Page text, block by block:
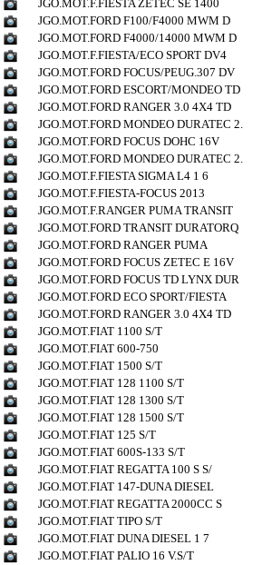
JGO.MOT.F.FIESTA ZETEC SE 1400
JGO.MOT.FORD F100/F4000 MWM D
JGO.MOT.FORD F4000/14000 MWM D
JGO.MOT.F.FIESTA/ECO SPORT DV4
JGO.MOT.FORD FOCUS/PEUG.307 DV
JGO.MOT.FORD ESCORT/MONDEO TD
JGO.MOT.FORD RANGER 3.0 4X4 TD
JGO.MOT.FORD MONDEO DURATEC 2.
JGO.MOT.FORD FOCUS DOHC 16V
JGO.MOT.FORD MONDEO DURATEC 2.
JGO.MOT.F.FIESTA SIGMA L4 1 6
JGO.MOT.F.FIESTA-FOCUS 2013
JGO.MOT.F.RANGER PUMA TRANSIT
JGO.MOT.FORD TRANSIT DURATORQ
JGO.MOT.FORD RANGER PUMA
JGO.MOT.FORD FOCUS ZETEC E 16V
JGO.MOT.FORD FOCUS TD LYNX DUR
JGO.MOT.FORD ECO SPORT/FIESTA
JGO.MOT.FORD RANGER 3.0 4X4 TD
JGO.MOT.FIAT 1100 S/T
JGO.MOT.FIAT 600-750
JGO.MOT.FIAT 1500 S/T
JGO.MOT.FIAT 128 1100 S/T
JGO.MOT.FIAT 128 1300 S/T
JGO.MOT.FIAT 128 1500 S/T
JGO.MOT.FIAT 125 S/T
JGO.MOT.FIAT 600S-133 S/T
JGO.MOT.FIAT REGATTA 100 S S/
JGO.MOT.FIAT 147-DUNA DIESEL
JGO.MOT.FIAT REGATTA 2000CC S
JGO.MOT.FIAT TIPO S/T
JGO.MOT.FIAT DUNA DIESEL 1 7
JGO.MOT.FIAT PALIO 16 V.S/T